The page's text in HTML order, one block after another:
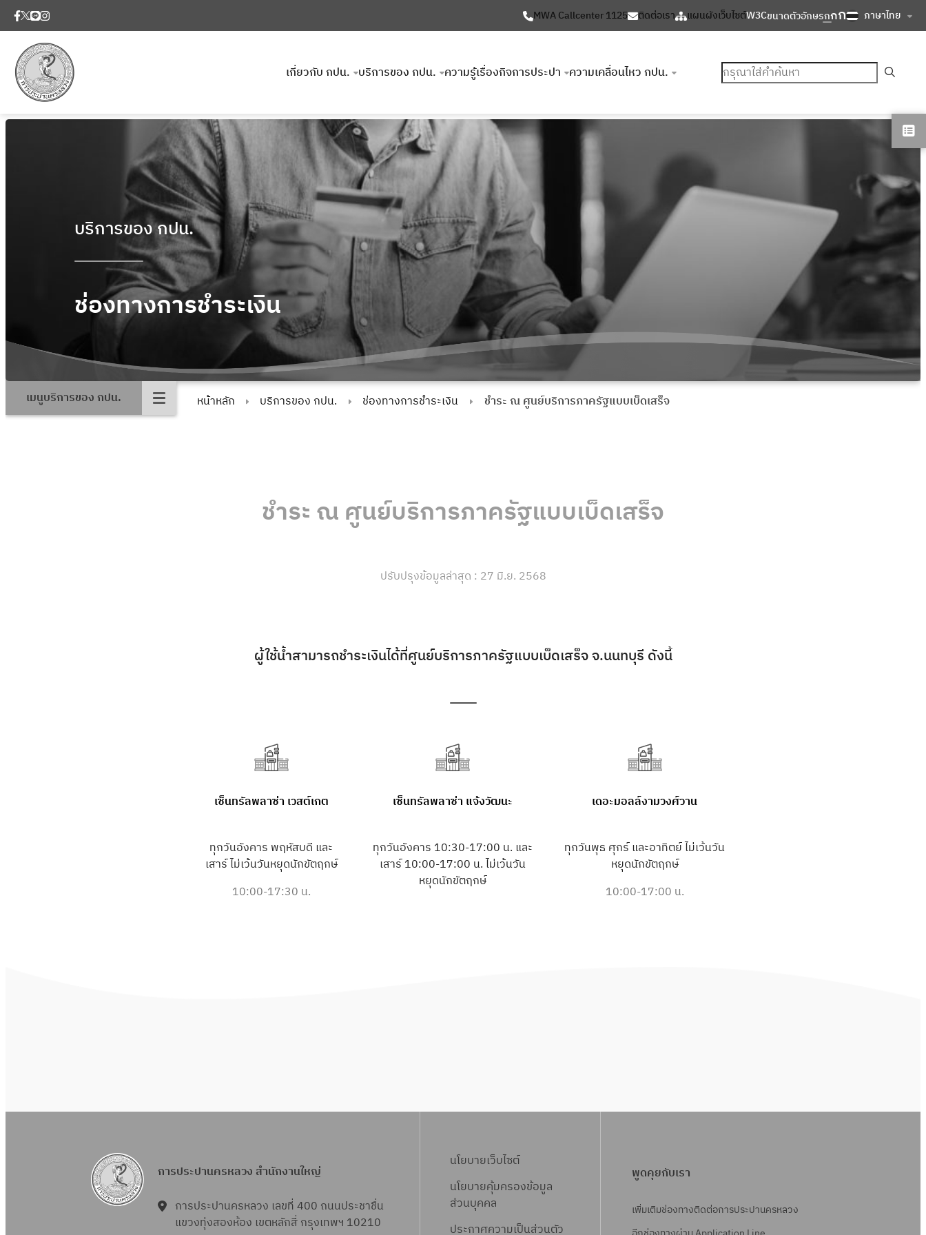
MWA Callcenter 1125 ติดต่อเรา แผนผังเว็บไซต์W3Cขนาดตัวอักษรกกก ภาษาไทย
เกี่ยวกับ กปน. บริการของ กปน. ความรู้เรื่องกิจการประปา ความเคลื่อนไหว กปน. ค้นหา
บริการของ กปน.
ช่องทางการชำระเงิน
เมนูบริการของ กปน. หน้าหลัก บริการของ กปน. ช่องทางการชำระเงิน ชำระ ณ ศูนย์บริการภาครัฐแบบเบ็ดเสร็จ
ชำระ ณ ศูนย์บริการภาครัฐแบบเบ็ดเสร็จ
ปรับปรุงข้อมูลล่าสุด : 27 มิ.ย. 2568
ผู้ใช้น้ำสามารถชำระเงินได้ที่ศูนย์บริการภาครัฐแบบเบ็ดเสร็จ จ.นนทบุรี ดังนี้
เซ็นทรัลพลาซ่า เวสต์เกต
ทุกวันอังคาร พฤหัสบดี และ
เสาร์ ไม่เว้นวันหยุดนักขัตฤกษ์
10:00-17:30 น.
เซ็นทรัลพลาซ่า แจ้งวัฒนะ
ทุกวันอังคาร 10:30-17:00 น. และ
เสาร์ 10:00-17:00 น. ไม่เว้นวัน
หยุดนักขัตฤกษ์
เดอะมอลล์งามวงศ์วาน
ทุกวันพุธ ศุกร์ และอาทิตย์ ไม่เว้นวัน
หยุดนักขัตฤกษ์
10:00-17:00 น.
การประปานครหลวง สำนักงานใหญ่
การประปานครหลวง เลขที่ 400 ถนนประชาชื่น
แขวงทุ่งสองห้อง เขตหลักสี่ กรุงเทพฯ 10210
นโยบายเว็บไซต์
นโยบายคุ้มครองข้อมูล
ส่วนบุคคล
ประกาศความเป็นส่วนตัว
พูดคุยกับเรา
เพิ่มเติมช่องทางติดต่อการประปานครหลวง